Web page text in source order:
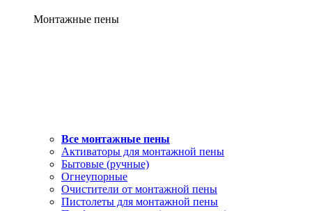
Монтажные пены
Все монтажные пены
Активаторы для монтажной пены
Бытовые (ручные)
Огнеупорные
Очистители от монтажной пены
Пистолеты для монтажной пены